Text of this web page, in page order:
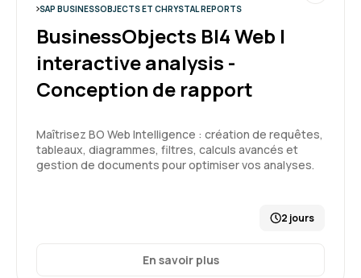
PIERRE L. Le 18/03/2026
Bonne formation, de la pratique et de la
correction
Formation : Google Looker Studio, améliorez votre
reporting
SAP BUSINESSOBJECTS ET CHRYSTAL REPORTS
BusinessObjects BI4 Web I
interactive analysis -
Conception de rapport
Maîtrisez BO Web Intelligence : création de requêtes,
tableaux, diagrammes, filtres, calculs avancés et
gestion de documents pour optimiser vos analyses.
2 jours
En savoir plus